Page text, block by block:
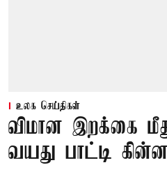
உலக செய்திகள்
விமான இறக்கை
வயது பாட்டி